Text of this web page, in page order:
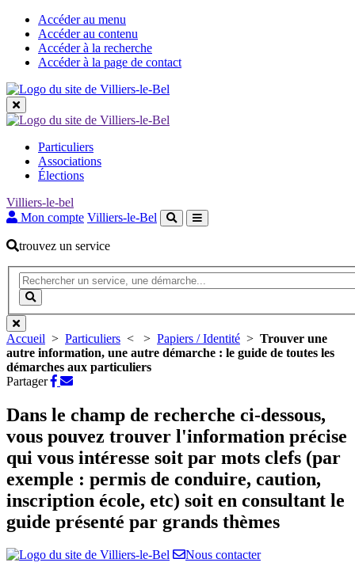
Accéder au menu
Accéder au contenu
Accéder à la recherche
Accéder à la page de contact
grandes
rubriques
Particuliers
Associations
Élections
Villiers-le-bel
Mon compte Villiers-le-Bel
trouvez un service
Recherche
(Mot(s)
clés
de
minimum
3
caractères)
la
Accueil > Particuliers < > Papiers / Identité > Trouver une
autre information, une autre démarche : le guide de toutes les
démarches aux particuliers
Partager
Partager
Facebook
Partager
e-
mail
Dans le champ de recherche ci-dessous,
vous pouvez trouver l'information précise
qui vous intéresse soit par mots clefs (par
exemple : permis de conduire, caution,
inscription école, etc) soit en consultant le
guide présenté par grands thèmes
Nous contacter